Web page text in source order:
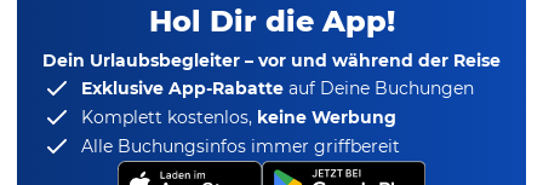
Hol Dir die App!
Dein Urlaubsbegleiter – vor und während der Reise
Exklusive App-Rabatte auf Deine Buchungen
Komplett kostenlos, keine Werbung
Alle Buchungsinfos immer griffbereit